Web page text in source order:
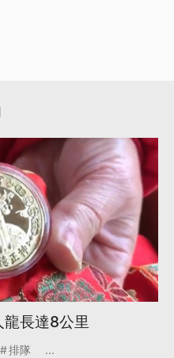
長達8公里
排隊 ...